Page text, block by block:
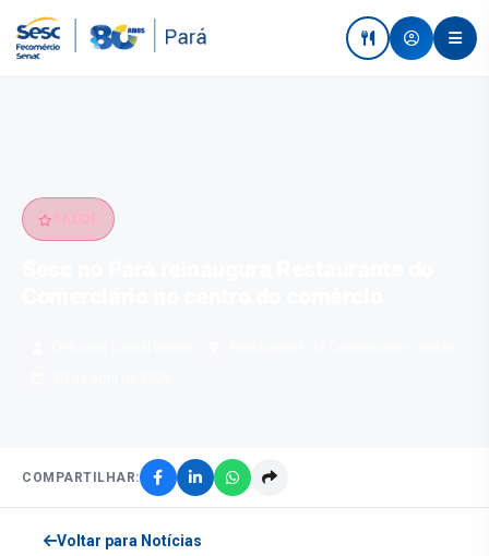
COMPARTILHAR:
Voltar para Notícias